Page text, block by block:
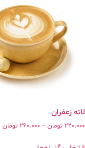
220.000 تومان –
260.000 تومان